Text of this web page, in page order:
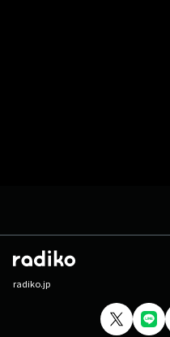
radiko.jp